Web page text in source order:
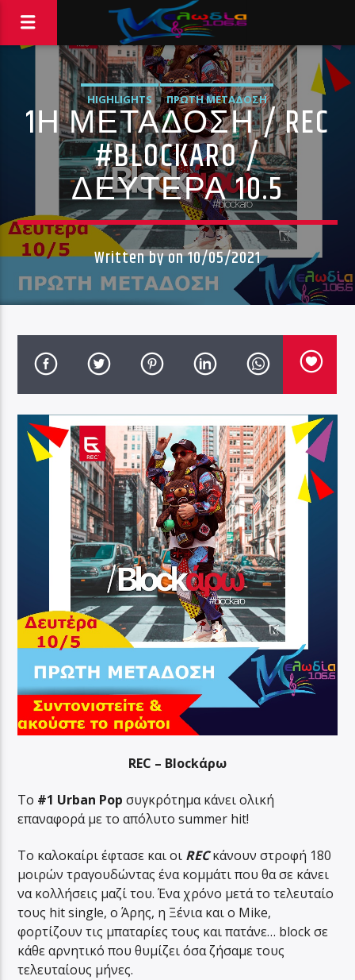
HIGHLIGHTS ΠΡΏΤΗ ΜΕΤΆΔΟΣΗ
1Η ΜΕΤΑΔΟΣΗ / REC
#BLOCKARO /
ΔΕΥΤΕΡΑ 10.5
Written byon 10/05/2021
REC – Blockάρω
Το #1 Urban Pop συγκρότημα κάνει ολική
επαναφορά με το απόλυτο summer hit!
Το καλοκαίρι έφτασε και οι RECκάνουν στροφή 180
μοιρών τραγουδώντας ένα κομμάτι που θα σε κάνει
να κολλήσεις μαζί του. Ένα χρόνο μετά το τελευταίο
τους hit single, ο Άρης, η Ξένια και ο Mike,
φορτίζουν τις μπαταρίες τους και πατάνε… block σε
κάθε αρνητικό που θυμίζει όσα ζήσαμε τους
τελευταίους μήνες.